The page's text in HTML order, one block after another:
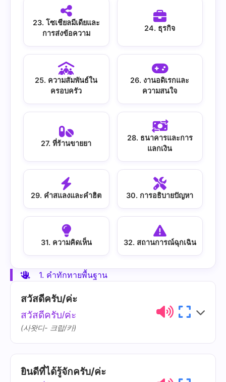
23. โซเชียลมีเดียและ
การส่งข้อความ
24. ธุรกิจ
25. ความสัมพันธ์ใน
ครอบครัว
26. งานอดิเรกและ
ความสนใจ
27. ที่ร้านขายยา
28. ธนาคารและการ
แลกเงิน
29. คำสแลงและคำฮิต 30. การอธิบายปัญหา
31. ความคิดเห็น 32. สถานการณ์ฉุกเฉิน
1. คำทักทายพื้นฐาน
สวัสดีครับ/ค่ะ
สวัสดีครับ/ค่ะ
(사왓디- 크랍/카)
ไทย การออกเสียง
ยินดีที่ได้รู้จักครับ/ค่ะ